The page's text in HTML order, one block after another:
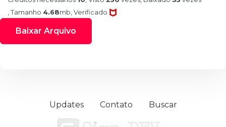
, Tamanho 4.68mb , Verificado
Baixar Arquivo
Updates Contato Buscar